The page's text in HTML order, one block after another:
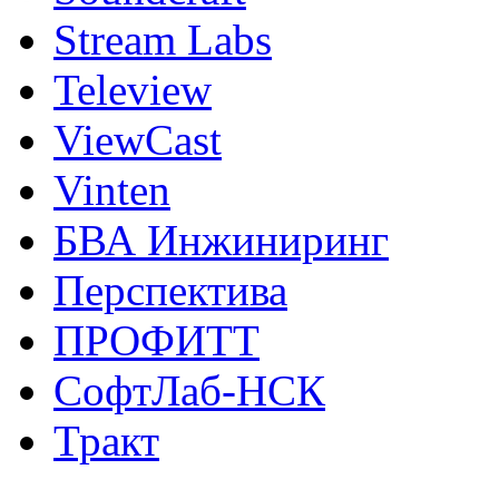
Stream Labs
Teleview
ViewCast
Vinten
БВА Инжиниринг
Перспектива
ПРОФИТТ
СофтЛаб-НСК
Тракт